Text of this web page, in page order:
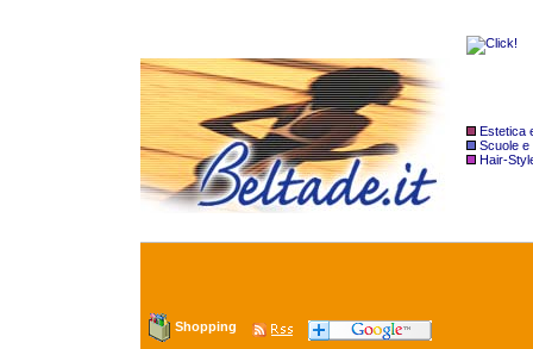
Estetica
Scuole e
Hair-
Shopping